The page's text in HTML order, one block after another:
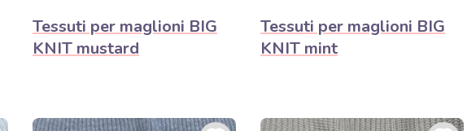
Tessuti per maglioni BIG
KNIT mustard
Tessuti per maglioni BIG
KNIT mint